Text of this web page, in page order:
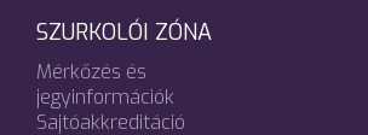
SZURKOLÓI ZÓNA
Mérkőzés és
jegyinformációk
Sajtóakkreditáció